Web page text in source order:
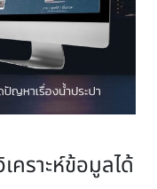
คราะห์ข้อมูลได้